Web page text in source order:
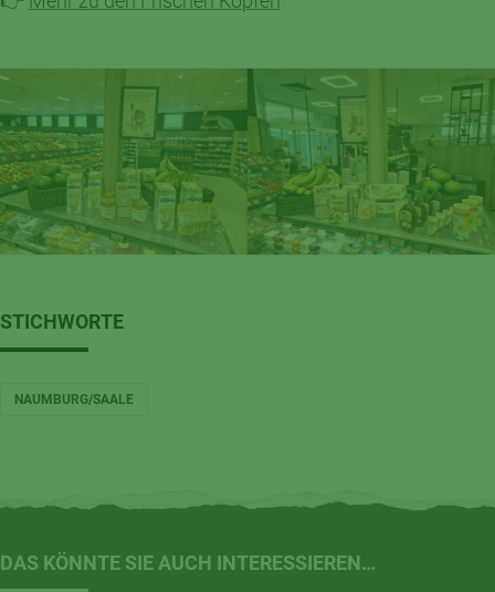
STICHWORTE
NAUMBURG/SAALE
DAS KÖNNTE SIE AUCH INTERESSIEREN…